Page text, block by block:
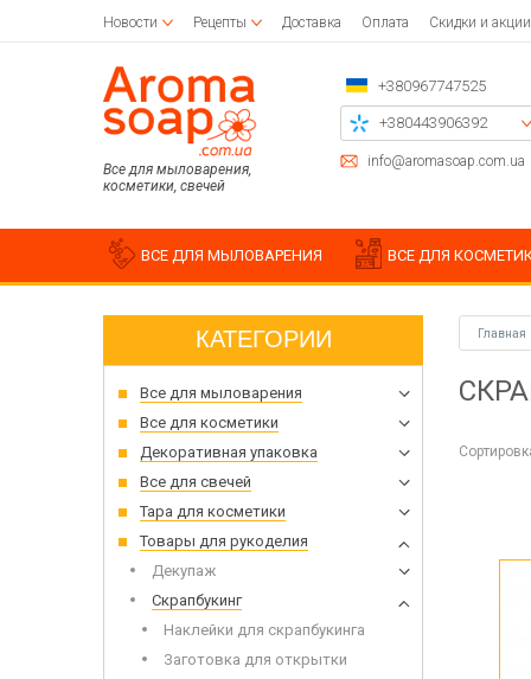
Новости Рецепты Доставка Оплата Скидки и акции
Все для мыловарения,
косметики, свечей
+380967747525
+380443906392
+380504785777
Перезвоните мне
info@aromasoap.com.ua
ВСЕ ДЛЯ МЫЛОВАРЕНИЯ
Базовое масло
Жидкие масла
Баттер
ВСЕ ДЛЯ
Парафины
Воск для свечи
Для насыпных свечей
Заготовки для декупажа
Салфетки для декупажа
Клей для декупажа
Кисточки для рисования
КАТЕГОРИИ
Все для мыловарения
Все для косметики
Декоративная упаковка
Все для свечей
Тара для косметики
Товары для рукоделия
Декупаж
Скрапбукинг
Наклейки для скрапбукинга
Заготовка для открытки
Главная